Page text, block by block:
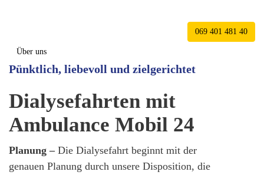
069 401 481 40
Über uns
Pünktlich, liebevoll und zielgerichtet
Dialysefahrten mit
Ambulance Mobil 24
Planung – Die Dialysefahrt beginnt mit der
genauen Planung durch unsere Disposition, die